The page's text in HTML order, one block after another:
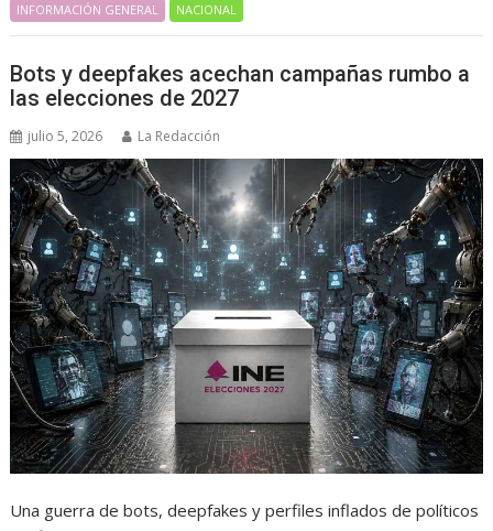
INFORMACIÓN GENERAL NACIONAL
Bots y deepfakes acechan campañas rumbo a
las elecciones de 2027
julio 5, 2026 La Redacción
Una guerra de bots, deepfakes y perfiles inflados de políticos